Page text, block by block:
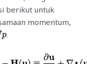
berikut untuk
momentum,
.